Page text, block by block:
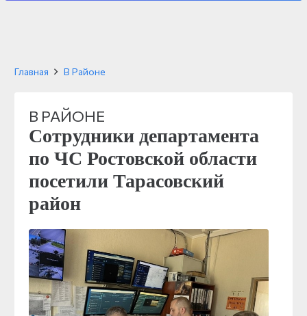
Главная В Районе
В РАЙОНЕ
Сотрудники департамента
по ЧС Ростовской области
посетили Тарасовский
район